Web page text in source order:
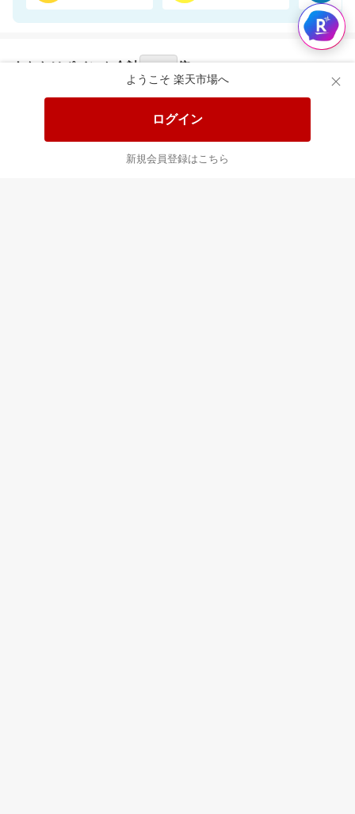
ようこそ 楽天市場へ
ログイン
新規会員登録はこちら
あなたはポイント 合計 倍